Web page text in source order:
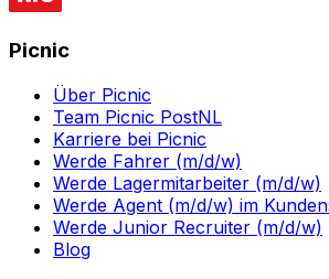
Picnic
Über Picnic
Team Picnic PostNL
Karriere bei Picnic
Werde Fahrer (m/d/w)
Werde Lagermitarbeiter (m/d/w)
Werde Agent (m/d/w) im
Werde Junior Recruiter (m/d/w)
Blog